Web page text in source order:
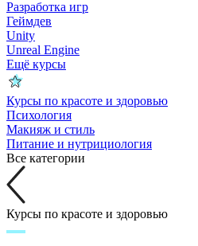
Разработка игр
Геймдев
Unity
Unreal Engine
Ещё курсы
Курсы по красоте и здоровью
Психология
Макияж и стиль
Питание и нутрициология
Все категории
Курсы по красоте и здоровью